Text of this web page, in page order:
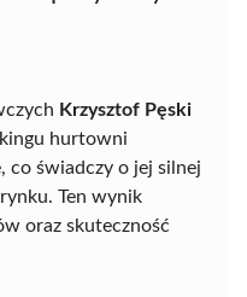
Krzysztof Pęski
hurtowni
co świadczy o jej silnej
Ten wynik
oraz skuteczność